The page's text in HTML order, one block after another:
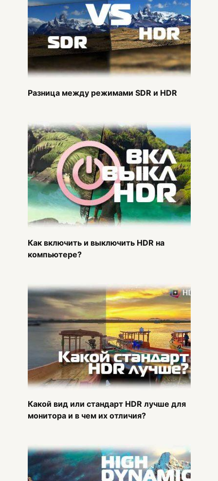
Разница между режимами SDR и HDR
Как включить и выключить HDR на
компьютере?
Какой вид или стандарт HDR лучше для
монитора и в чем их отличия?